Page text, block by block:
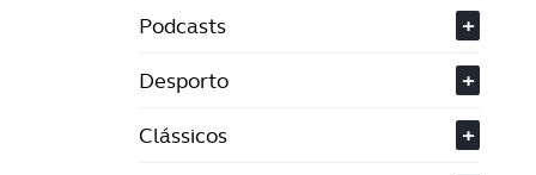
Podcasts
+
Desporto
+
Clássicos
+